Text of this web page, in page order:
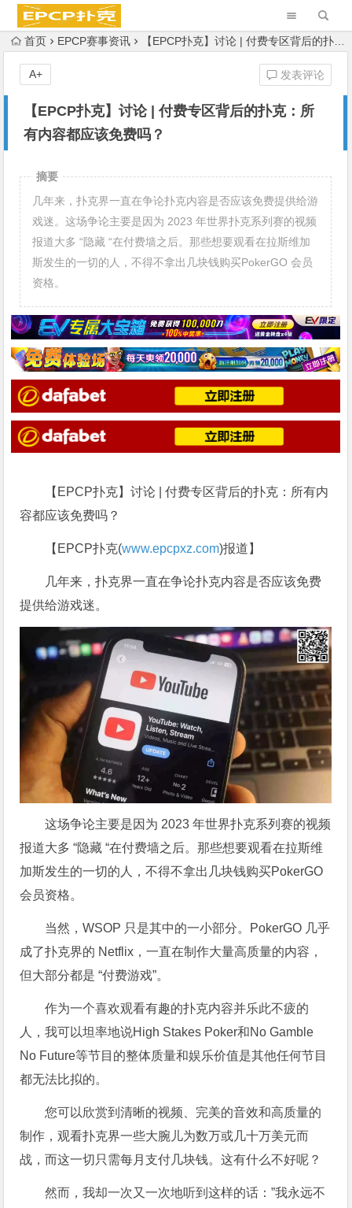
首页 EPCP赛事资讯 【EPCP扑克】讨论 | 付费专区背后的扑克：所有内容都应该免费吗？
【EPCP扑克】讨论 | 付费专区背后的扑克：所
有内容都应该免费吗？
发表评论
A+
摘要
几年来，扑克界一直在争论扑克内容是否应该免费提供给游
戏迷。这场争论主要是因为 2023 年世界扑克系列赛的视频
报道大多 “隐藏 “在付费墙之后。那些想要观看在拉斯维加
斯发生的一切的人，不得不拿出几块钱购买PokerGO 会员
资格。
【EPCP扑克】讨论 | 付费专区背后的扑克：所有内
容都应该免费吗？
【EPCP扑克(www.epcpxz.com)报道】
几年来，扑克界一直在争论扑克内容是否应该免费
提供给游戏迷。
这场争论主要是因为 2023 年世界扑克系列赛的视频
报道大多 “隐藏 “在付费墙之后。那些想要观看在拉斯维
加斯发生的一切的人，不得不拿出几块钱购买PokerGO
会员资格。
当然，WSOP 只是其中的一小部分。PokerGO 几乎
成了扑克界的 Netflix，一直在制作大量高质量的内容，
但大部分都是 “付费游戏”。
作为一个喜欢观看有趣的扑克内容并乐此不疲的
人，我可以坦率地说High Stakes Poker和No Gamble
No Future等节目的整体质量和娱乐价值是其他任何节目
都无法比拟的。
您可以欣赏到清晰的视频、完美的音效和高质量的
制作，观看扑克界一些大腕儿为数万或几十万美元而
战，而这一切只需每月支付几块钱。这有什么不好呢？
然而，我却一次又一次地听到这样的话：”我永远不